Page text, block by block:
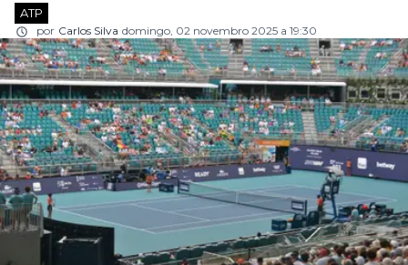
ATP
por Carlos Silva domingo, 02 novembro 2025 a 19:30